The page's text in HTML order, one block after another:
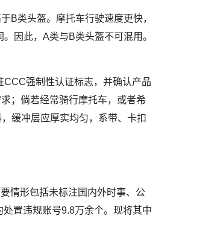
类头盔。摩托车行驶速度更快，
因此，A类与B类头盔不可混用。
强制性认证标志，并确认产品
；倘若经常骑行摩托车，或者希
缓冲层应厚实均匀，系带、卡扣
情形包括未标注国内外时事、公
置违规账号9.8万余个。现将其中